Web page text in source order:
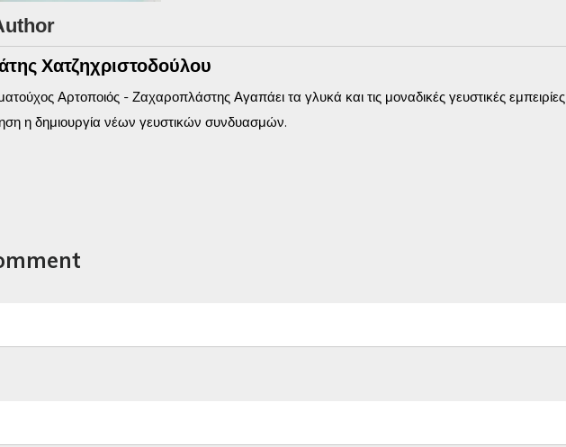
Χατζηχριστοδούλου
Αρτοποιός - Ζαχαροπλάστης Αγαπάει τα γλυκά και τις μοναδικές γευστικές εμπειρίες
η δημιουργία νέων γευστικών συνδυασμών.